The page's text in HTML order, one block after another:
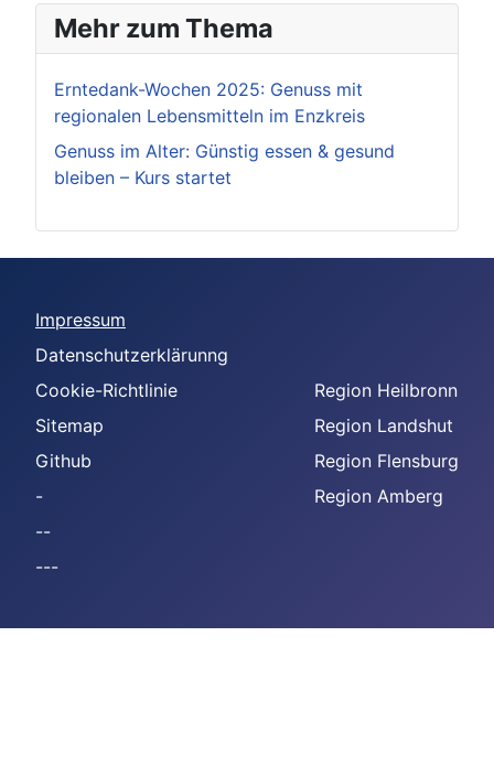
Mehr zum Thema
Erntedank-Wochen 2025: Genuss mit
regionalen Lebensmitteln im Enzkreis
Genuss im Alter: Günstig essen & gesund
bleiben – Kurs startet
Impressum
Datenschutzerklärunng
Cookie-Richtlinie
Sitemap
Github
-
--
---
Region Heilbronn
Region Landshut
Region Flensburg
Region Amberg